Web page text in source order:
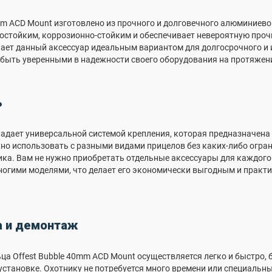
ACD Mount изготовлено из прочного и долговечного
коррозионно-стойким и обеспечивает невероятную
данный аксессуар идеальным вариантом для долгосрочного и
уверенными в надежности своего оборудования на
универсальной системой крепления, которая
использовать с разными видами прицелов без каких-либо
Вам не нужно приобретать отдельные аксессуары для
моделями, что делает его экономически выгодным и
и демонтаж
Offest Bubble 40mm ACD Mount осуществляется легко и быстро,
Охотнику не потребуется много времени или